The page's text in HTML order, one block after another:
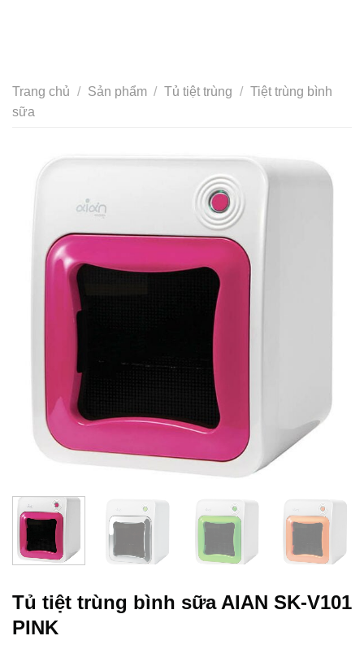
Trang chủ / Sản phẩm / Tủ tiệt trùng / Tiệt trùng bình
sữa
Tủ tiệt trùng bình sữa AIAN SK-V101
PINK